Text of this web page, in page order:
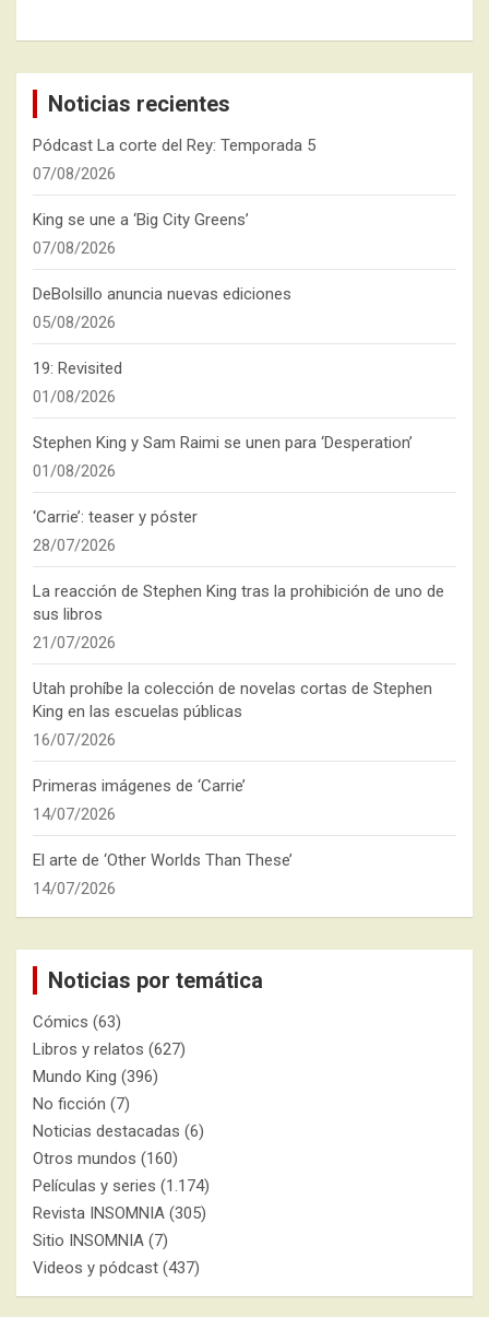
Noticias recientes
Pódcast La corte del Rey: Temporada 5
07/08/2026
King se une a ‘Big City Greens’
07/08/2026
DeBolsillo anuncia nuevas ediciones
05/08/2026
19: Revisited
01/08/2026
Stephen King y Sam Raimi se unen para ‘Desperation’
01/08/2026
‘Carrie’: teaser y póster
28/07/2026
La reacción de Stephen King tras la prohibición de uno de
sus libros
21/07/2026
Utah prohíbe la colección de novelas cortas de Stephen
King en las escuelas públicas
16/07/2026
Primeras imágenes de ‘Carrie’
14/07/2026
El arte de ‘Other Worlds Than These’
14/07/2026
Noticias por temática
Cómics (63)
Libros y relatos (627)
Mundo King (396)
No ficción (7)
Noticias destacadas (6)
Otros mundos (160)
Películas y series (1.174)
Revista INSOMNIA (305)
Sitio INSOMNIA (7)
Videos y pódcast (437)